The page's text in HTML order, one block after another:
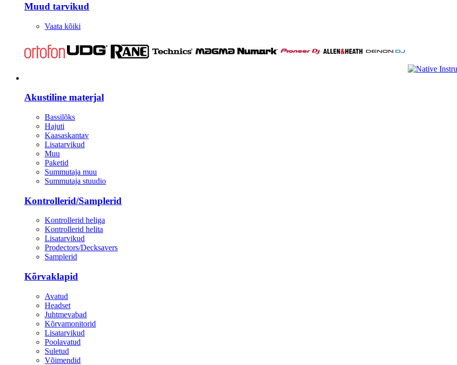
Muud tarvikud
Vaata kõiki
Akustiline materjal
Bassilõks
Hajuti
Kaasaskantav
Lisatarvikud
Muu
Paketid
Summutaja muu
Summutaja stuudio
Kontrollerid/Samplerid
Kontrollerid heliga
Kontrollerid helita
Lisatarvikud
Prodectors/Decksavers
Samplerid
Kõrvaklapid
Avatud
Headset
Juhtmevabad
Kõrvamonitorid
Lisatarvikud
Poolavatud
Suletud
Võimendid